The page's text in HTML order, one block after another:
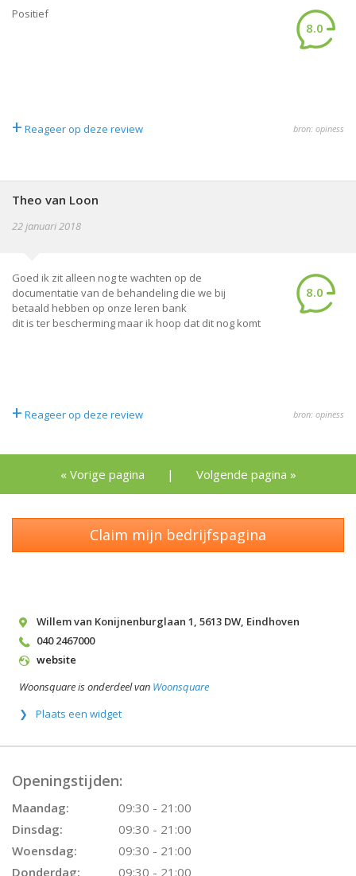
Positief
8.0
+ Reageer op deze review bron: opiness
Theo van Loon
22 januari 2018
Goed ik zit alleen nog te wachten op de
documentatie van de behandeling die we bij
betaald hebben op onze leren bank
dit is ter bescherming maar ik hoop dat dit nog komt
8.0
+ Reageer op deze review bron: opiness
« Vorige pagina | Volgende pagina »
Claim mijn bedrijfspagina
Willem van Konijnenburglaan 1, 5613 DW, Eindhoven
040 2467000
website
Woonsquare is onderdeel van Woonsquare
Plaats een widget
Openingstijden:
Maandag:
09:30 - 21:00
Dinsdag:
09:30 - 21:00
Woensdag:
09:30 - 21:00
Donderdag:
09:30 - 21:00